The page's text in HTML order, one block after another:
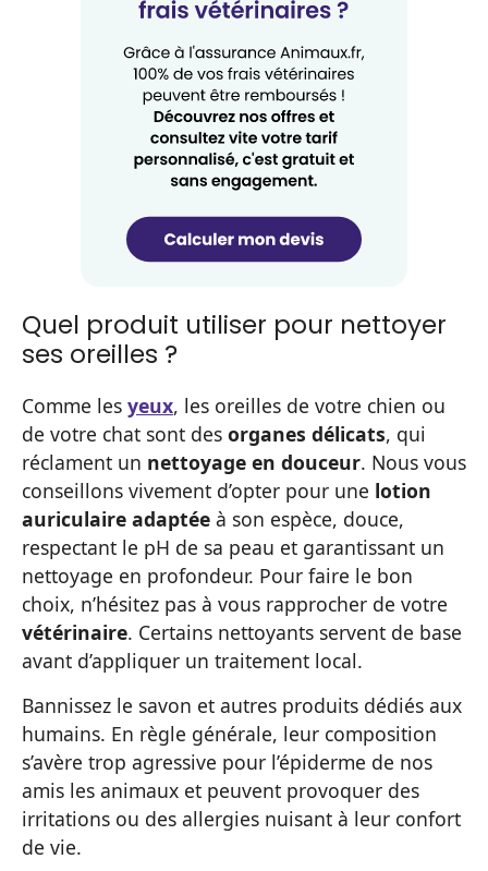
Quel produit utiliser pour nettoyer
ses oreilles ?
Comme les yeux, les oreilles de votre chien ou
de votre chat sont des organes délicats, qui
réclament un nettoyage en douceur. Nous vous
conseillons vivement d’opter pour une lotion
auriculaire adaptée à son espèce, douce,
respectant le pH de sa peau et garantissant un
nettoyage en profondeur. Pour faire le bon
choix, n’hésitez pas à vous rapprocher de votre
vétérinaire. Certains nettoyants servent de base
avant d’appliquer un traitement local.
Bannissez le savon et autres produits dédiés aux
humains. En règle générale, leur composition
s’avère trop agressive pour l’épiderme de nos
amis les animaux et peuvent provoquer des
irritations ou des allergies nuisant à leur confort
de vie.